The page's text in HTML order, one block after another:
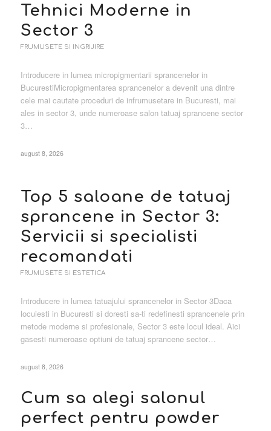
Tehnici Moderne in
Sector 3
FRUMUSETE SI INGRIJIRE
Introducere in lumea micropigmentarii sprancenelor in
BucurestiMicropigmentarea sprancenelor a devenit una dintre
cele mai cautate proceduri de infrumusetare in Bucuresti, mai
ales in sector 3, unde numeroase salon tatuaj sprancene sector
3…
august 8, 2026
Top 5 saloane de tatuaj
sprancene in Sector 3:
Servicii si specialisti
recomandati
FRUMUSETE SI ESTETICA
Introducere in lumea tatuajului sprancenelor in Sector 3Daca
locuiesti in Bucuresti si doresti sa-ti redefinesti sprancenele prin
metode moderne si profesionale, Sector 3 este locul ideal. Aici
gasesti numeroase optiuni de tatuaj sprancene sector…
august 8, 2026
Cum sa alegi salonul
perfect pentru powder